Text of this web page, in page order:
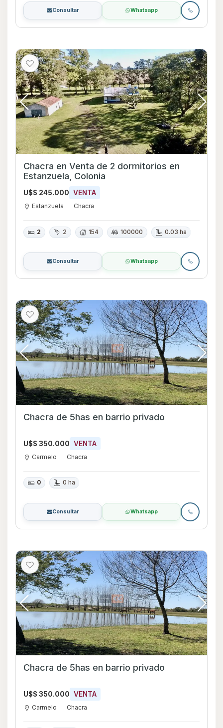
Consultar Whatsapp
Chacra en Venta de 2 dormitorios en
Estanzuela, Colonia
U$S 245.000 VENTA
Estanzuela Chacra
2 2 154 100000 0.03 ha
Consultar Whatsapp
Chacra de 5has en barrio privado
U$S 350.000 VENTA
Carmelo Chacra
0 0 ha
Consultar Whatsapp
Chacra de 5has en barrio privado
U$S 350.000 VENTA
Carmelo Chacra